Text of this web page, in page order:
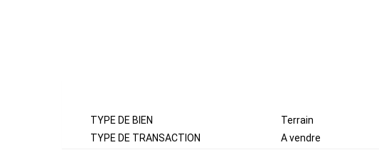
TYPE DE BIEN
Terrain
TYPE DE TRANSACTION
A vendre